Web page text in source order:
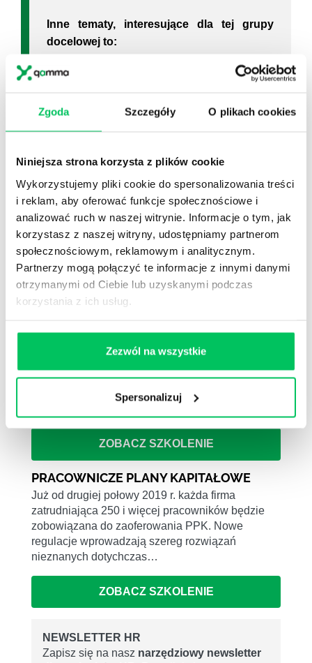
Zgoda Szczegóły O plikach cookies
Niniejsza strona korzysta z plików cookie
Wykorzystujemy pliki cookie do spersonalizowania treści
i reklam, aby oferować funkcje społecznościowe i
analizować ruch w naszej witrynie. Informacje o tym, jak
korzystasz z naszej witryny, udostępniamy partnerom
społecznościowym, reklamowym i analitycznym.
Partnerzy mogą połączyć te informacje z innymi danymi
otrzymanymi od Ciebie lub uzyskanymi podczas
korzystania z ich usług.
Zezwól na wszystkie
Spersonalizuj
Inne tematy, interesujące dla tej grupy
docelowej to:
szkolenie płatnik
Szukasz branżowych i eksperckich
materiałów?
Polub nas i otrzymuj informacje na
bieżąco!
ZMIANY W PRAWIE PRACY 2026
Zapraszamy na kompleksowe szkolenie z prawa
Państwo swoje wątpliwości odnośnie stosowania
przepisów oraz zapoznacie się z planowanymi
ZOBACZ SZKOLENIE
PRACOWNICZE PLANY KAPITAŁOWE
Już od drugiej połowy 2019 r. każda firma
zatrudniająca 250 i więcej pracowników będzie
zobowiązana do zaoferowania PPK. Nowe
regulacje wprowadzają szereg rozwiązań
nieznanych dotychczas…
ZOBACZ SZKOLENIE
NEWSLETTER HR
Zapisz się na nasz narzędziowy newsletter